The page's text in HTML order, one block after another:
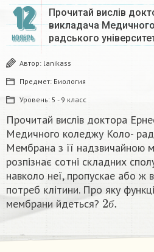
12
НОЯБРЬ
Прочитай вислів
викладача
радського
Автор: lanikass
Предмет: Биология
Уровень: 5 - 9 класс
Прочитай вислів доктора
Медичного коледжу Коло-
Мембрана з її надзвичайною
розпізнає сотні складних
навколо неї, пропускае або ж
потреб клітини. Про яку
мембрани йдеться?
б
2б.